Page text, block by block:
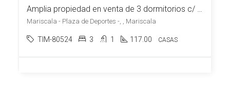
Amplia propiedad en venta de 3 dormitorios c/ cochera en Mariscala
Mariscala - Plaza de Deportes -, , Mariscala
TIM-80524 3 1 117.00 CASAS